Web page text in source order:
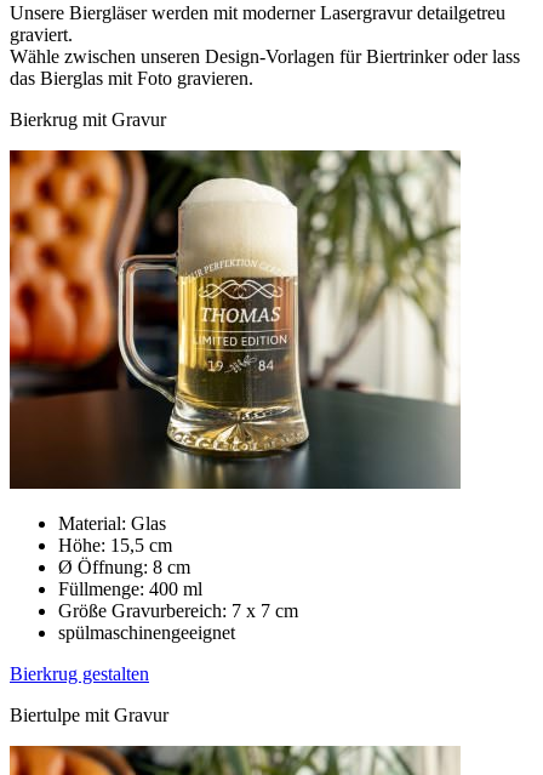
Unsere Biergläser werden mit moderner Lasergravur detailgetreu
graviert.
Wähle zwischen unseren Design-Vorlagen für Biertrinker oder lass
das Bierglas mit Foto gravieren.
Bierkrug mit Gravur
Material: Glas
Höhe: 15,5 cm
Ø Öffnung: 8 cm
Füllmenge: 400 ml
Größe Gravurbereich: 7 x 7 cm
spülmaschinengeeignet
Bierkrug gestalten
Biertulpe mit Gravur